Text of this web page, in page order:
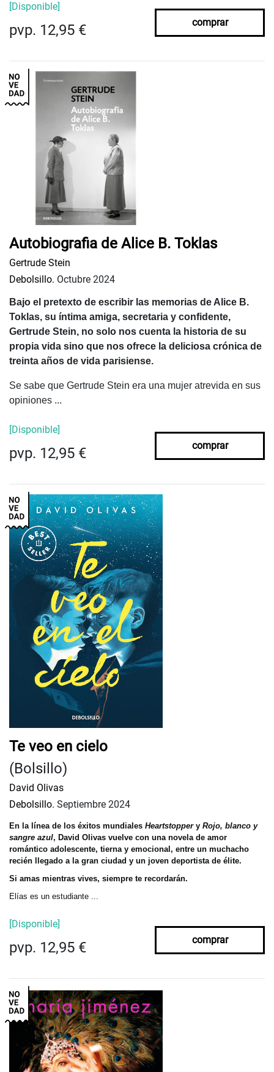
[Disponible]
pvp. 12,95 € comprar
Autobiografia de Alice B. Toklas
Gertrude Stein
Debolsillo. Octubre 2024
Bajo el pretexto de escribir las memorias de Alice B.
Toklas, su íntima amiga, secretaria y confidente,
Gertrude Stein, no solo nos cuenta la historia de su
propia vida sino que nos ofrece la deliciosa crónica de
treinta años de vida parisiense.
Se sabe que Gertrude Stein era una mujer atrevida en sus
opiniones ...
[Disponible]
pvp. 12,95 € comprar
Te veo en cielo
(Bolsillo)
David Olivas
Debolsillo. Septiembre 2024
En la línea de los éxitos mundiales Heartstoppery Rojo, blanco y
sangre azul, David Olivas vuelve con una novela de amor
romántico adolescente, tierna y emocional, entre un muchacho
recién llegado a la gran ciudad y un joven deportista de élite.
Si amas mientras vives, siempre te recordarán.
Elías es un estudiante ...
[Disponible]
pvp. 12,95 € comprar